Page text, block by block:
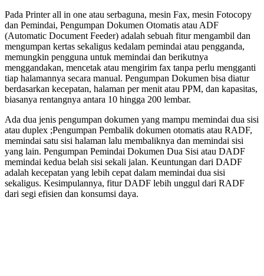
Pada Printer all in one atau serbaguna, mesin Fax, mesin Fotocopy
dan Pemindai, Pengumpan Dokumen Otomatis atau ADF
(Automatic Document Feeder) adalah sebuah fitur mengambil dan
mengumpan kertas sekaligus kedalam pemindai atau pengganda,
memungkin pengguna untuk memindai dan berikutnya
menggandakan, mencetak atau mengirim fax tanpa perlu mengganti
tiap halamannya secara manual. Pengumpan Dokumen bisa diatur
berdasarkan kecepatan, halaman per menit atau PPM, dan kapasitas,
biasanya rentangnya antara 10 hingga 200 lembar.
Ada dua jenis pengumpan dokumen yang mampu memindai dua sisi
atau duplex ;Pengumpan Pembalik dokumen otomatis atau RADF,
memindai satu sisi halaman lalu membaliknya dan memindai sisi
yang lain. Pengumpan Pemindai Dokumen Dua Sisi atau DADF
memindai kedua belah sisi sekali jalan. Keuntungan dari DADF
adalah kecepatan yang lebih cepat dalam memindai dua sisi
sekaligus. Kesimpulannya, fitur DADF lebih unggul dari RADF
dari segi efisien dan konsumsi daya.